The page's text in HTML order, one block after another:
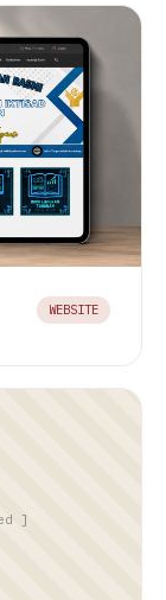
WEBSITE
]